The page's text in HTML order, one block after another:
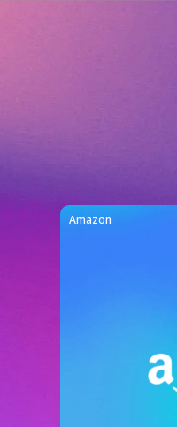
Amazon